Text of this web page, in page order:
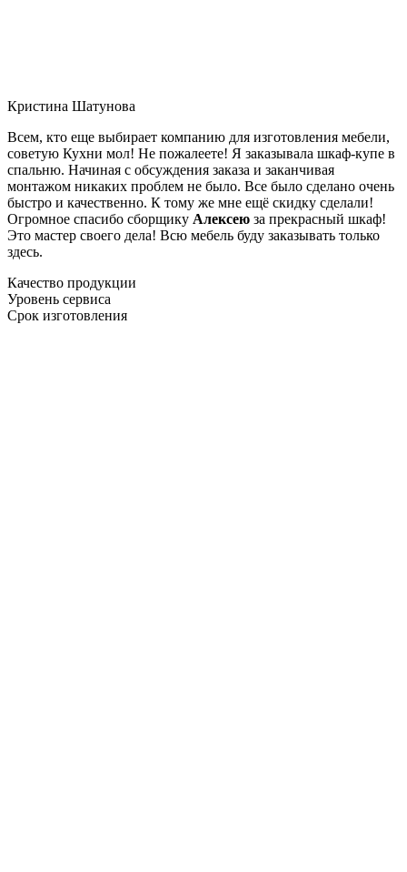
Кристина Шатунова
Всем, кто еще выбирает компанию для изготовления мебели,
советую Кухни мол! Не пожалеете! Я заказывала шкаф-купе в
спальню. Начиная с обсуждения заказа и заканчивая
монтажом никаких проблем не было. Все было сделано очень
быстро и качественно. К тому же мне ещё скидку сделали!
Огромное спасибо сборщику Алексею за прекрасный шкаф!
Это мастер своего дела! Всю мебель буду заказывать только
здесь.
Качество продукции
Уровень сервиса
Срок изготовления